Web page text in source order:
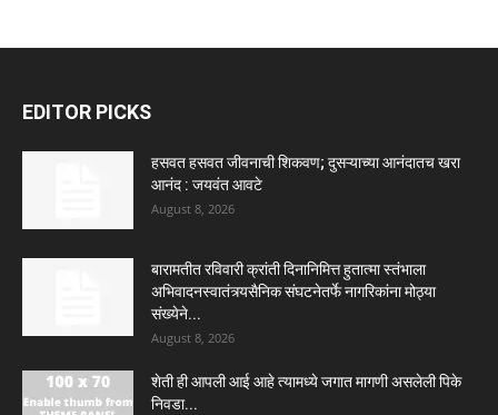
EDITOR PICKS
हसवत हसवत जीवनाची शिकवण; दुसऱ्याच्या आनंदातच खरा
आनंद : जयवंत आवटे
August 8, 2026
बारामतीत रविवारी क्रांती दिनानिमित्त हुतात्मा स्तंभाला
अभिवादनस्वातंत्र्यसैनिक संघटनेतर्फे नागरिकांना मोठ्या
संख्येने...
August 8, 2026
शेती ही आपली आई आहे त्यामध्ये जगात मागणी असलेली पिके
निवडा...